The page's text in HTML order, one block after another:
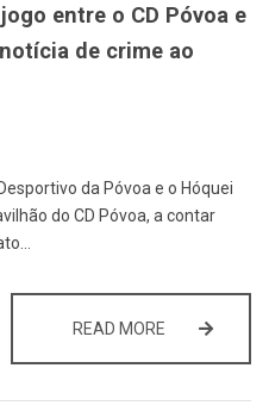
entre o CD Póvoa e
de crime ao
da Póvoa e o Hóquei
do CD Póvoa, a contar
READ MORE INCIDENTES